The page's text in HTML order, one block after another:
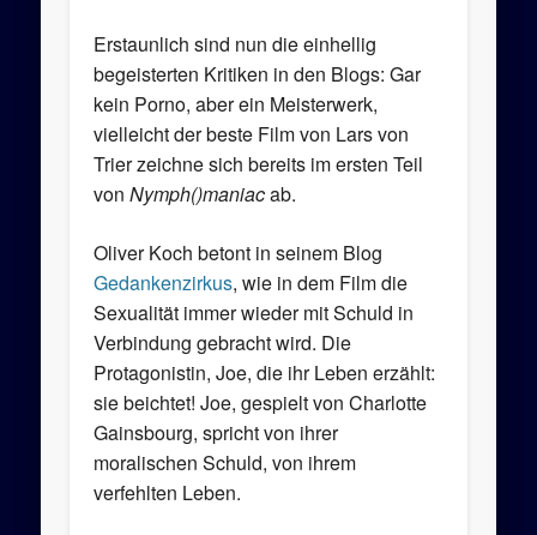
Erstaunlich sind nun die einhellig
begeisterten Kritiken in den Blogs: Gar
kein Porno, aber ein Meisterwerk,
vielleicht der beste Film von Lars von
Trier zeichne sich bereits im ersten Teil
vonNymph()maniacab.
Oliver Koch betont in seinem Blog
Gedankenzirkus, wie in dem Film die
Sexualität immer wieder mit Schuld in
Verbindung gebracht wird. Die
Protagonistin, Joe, die ihr Leben erzählt:
sie beichtet! Joe, gespielt von Charlotte
Gainsbourg, spricht von ihrer
moralischen Schuld, von ihrem
verfehlten Leben.